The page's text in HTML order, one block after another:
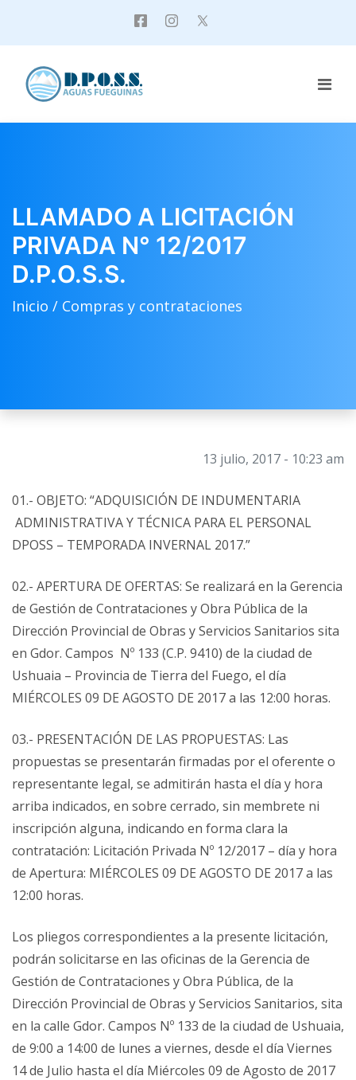
LLAMADO A LICITACIÓN
PRIVADA N° 12/2017
D.P.O.S.S.
Inicio / Compras y contrataciones
13 julio, 2017 - 10:23 am
01.- OBJETO: “ADQUISICIÓN DE INDUMENTARIA
ADMINISTRATIVA Y TÉCNICA PARA EL PERSONAL
DPOSS – TEMPORADA INVERNAL 2017.”
02.- APERTURA DE OFERTAS: Se realizará en la Gerencia
de Gestión de Contrataciones y Obra Pública de la
Dirección Provincial de Obras y Servicios Sanitarios sita
en Gdor. Campos Nº 133 (C.P. 9410) de la ciudad de
Ushuaia – Provincia de Tierra del Fuego, el día
MIÉRCOLES 09 DE AGOSTO DE 2017 a las 12:00 horas.
03.- PRESENTACIÓN DE LAS PROPUESTAS: Las
propuestas se presentarán firmadas por el oferente o
representante legal, se admitirán hasta el día y hora
arriba indicados, en sobre cerrado, sin membrete ni
inscripción alguna, indicando en forma clara la
contratación: Licitación Privada Nº 12/2017 – día y hora
de Apertura: MIÉRCOLES 09 DE AGOSTO DE 2017 a las
12:00 horas.
Los pliegos correspondientes a la presente licitación,
podrán solicitarse en las oficinas de la Gerencia de
Gestión de Contrataciones y Obra Pública, de la
Dirección Provincial de Obras y Servicios Sanitarios, sita
en la calle Gdor. Campos Nº 133 de la ciudad de Ushuaia,
de 9:00 a 14:00 de lunes a viernes, desde el día Viernes
14 de Julio hasta el día Miércoles 09 de Agosto de 2017